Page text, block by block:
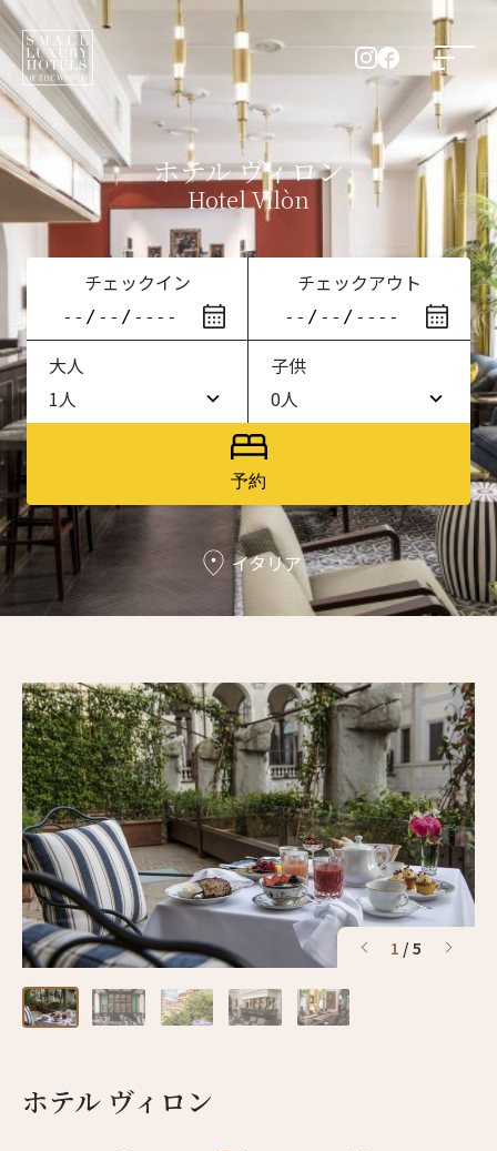
ホテル ヴィロン
Hotel Vilòn
チェックイン チェックアウト
大人
1人
1人
3人
4人
5人
7人
8人
9人
10人
11人
12人
13人
15人
子供
0人
0人
2人
3人
4人
6人
7人
8人
9人
10人
11人
12人
予約
イタリア
1 /5
ホテル ヴィロン